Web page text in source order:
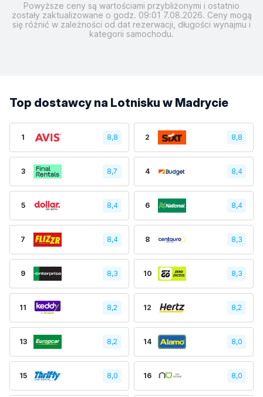
Powyższe ceny są wartościami przybliżonymi i ostatnio
zostały zaktualizowane o godz. 09:01 7.08.2026. Ceny mogą
się różnić w zależności od dat rezerwacji, długości wynajmu i
kategorii samochodu.
Top dostawcy na Lotnisku w Madrycie
1 8,8 2 8,8
3 8,7 4 8,4
5 8,4 6 8,4
7 8,4 8 8,3
9 8,3 10 8,3
11 8,2 12 8,2
13 8,2 14 8,0
15 8,0 16 8,0